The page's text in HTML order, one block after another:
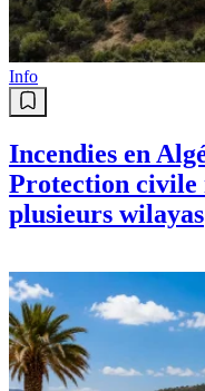
Info
Incendies en
Protection civile
plusieurs wilayas